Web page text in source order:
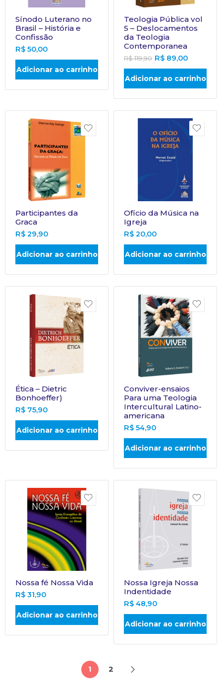
Sínodo Luterano no
Brasil – História e
Confissão
R$ 50,00
Adicionar ao carrinho
Teologia Pública vol
5 – Deslocamentos
da Teologia
Contemporanea
R$119,90 R$ 89,00
Adicionar ao carrinho
Participantes da
Graca
R$ 29,90
Adicionar ao carrinho
Ofício da Música na
Igreja
R$ 20,00
Adicionar ao carrinho
Ética – Dietric
Bonhoeffer)
R$ 75,90
Adicionar ao carrinho
Conviver-ensaios
Para uma Teologia
Intercultural Latino-
americana
R$ 54,90
Adicionar ao carrinho
Nossa fé Nossa Vida
R$ 31,90
Adicionar ao carrinho
Nossa Igreja Nossa
Indentidade
R$ 48,90
Adicionar ao carrinho
1 2